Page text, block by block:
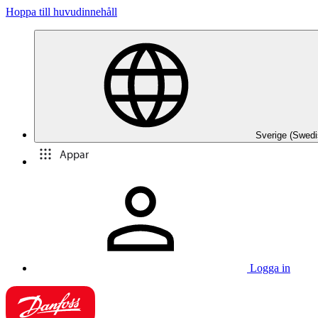
Hoppa till huvudinnehåll
Sverige
Appar
Logga in